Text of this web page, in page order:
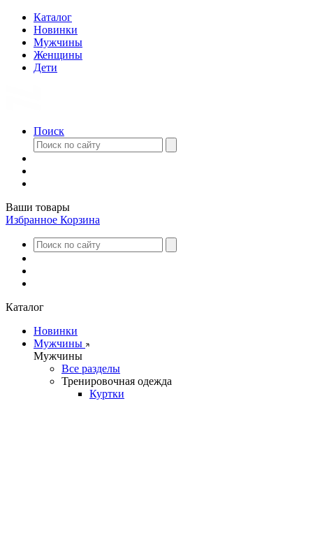
Каталог
Новинки
Мужчины
Женщины
Дети
Поиск
Ваши товары
Избранное Корзина
Каталог
Новинки
Мужчины
Мужчины
Все разделы
Тренировочная одежда
Куртки